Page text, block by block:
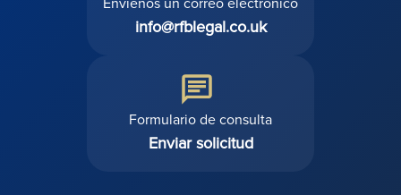
info@rfblegal.co.uk
Formulario de consulta
Enviar solicitud